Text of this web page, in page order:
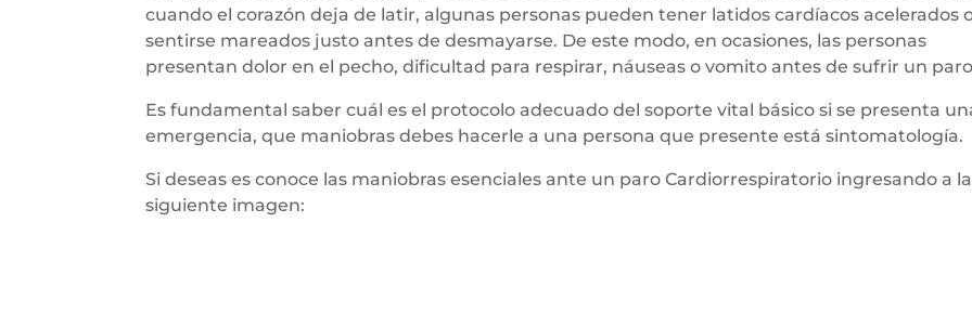
cuando el corazón deja de latir, algunas personas pueden tener latidos cardíacos acelerados
sentirse mareados justo antes de desmayarse. De este modo, en ocasiones, las personas
presentan dolor en el pecho, dificultad para respirar, náuseas o vomito antes de sufrir un
Es fundamental saber cuál es el protocolo adecuado del soporte vital básico si se presenta
emergencia, que maniobras debes hacerle a una persona que presente está sintomatología.
Si deseas es conoce las maniobras esenciales ante un paro Cardiorrespiratorio ingresando a la
siguiente imagen: